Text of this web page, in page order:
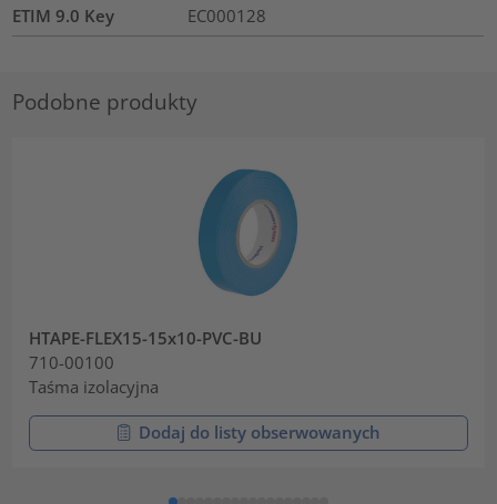
ETIM 9.0 Key
EC000128
Podobne produkty
HTAPE-FLEX15-15x10-PVC-BU
710-00100
Taśma izolacyjna
Dodaj do listy obserwowanych